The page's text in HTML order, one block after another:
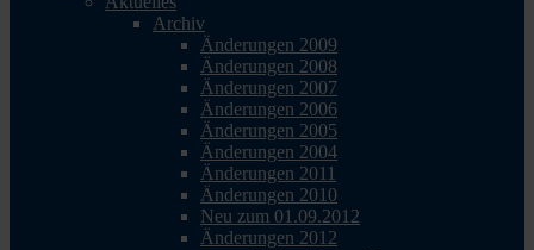
Archiv
Änderungen 2009
Änderungen 2008
Änderungen 2007
Änderungen 2006
Änderungen 2005
Änderungen 2004
Änderungen 2011
Änderungen 2010
Neu zum 01.09.2012
Änderungen 2012